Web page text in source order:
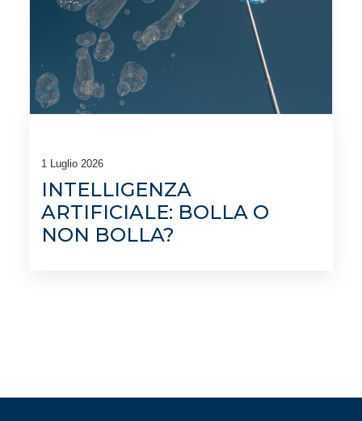
1 Luglio 2026
INTELLIGENZA
ARTIFICIALE: BOLLA O
NON BOLLA?